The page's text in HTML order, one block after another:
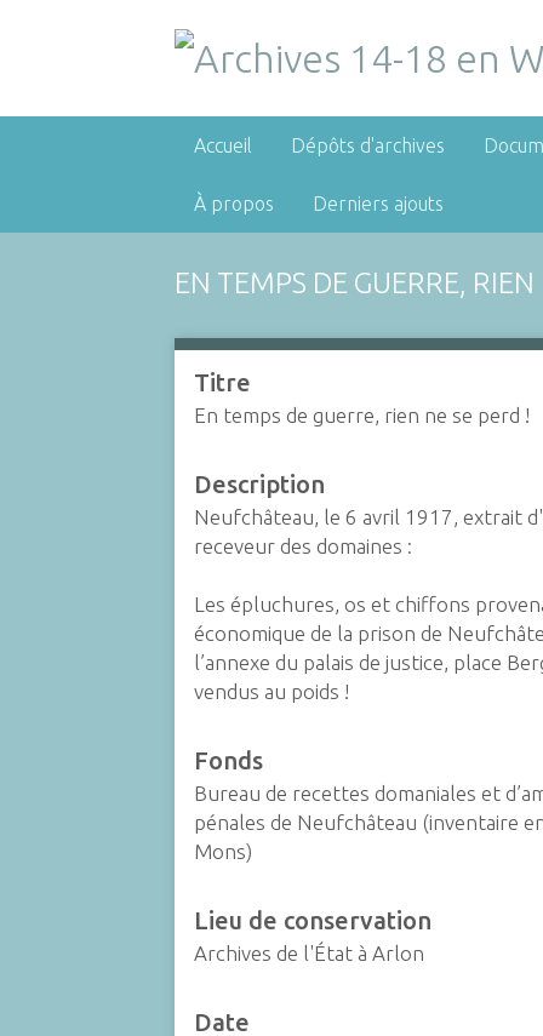
Accueil Dépôts d'archives
À propos Derniers ajouts
EN TEMPS DE GUERRE, RIEN
Titre
En temps de guerre, rien ne se perd !
Description
Neufchâteau, le 6 avril 1917, extrait
receveur des domaines :
Les épluchures, os et chiffons
économique de la prison de
l’annexe du palais de justice, place
vendus au poids !
Fonds
Bureau de recettes domaniales et
pénales de Neufchâteau (inventaire
Mons)
Lieu de conservation
Archives de l'État à Arlon
Date